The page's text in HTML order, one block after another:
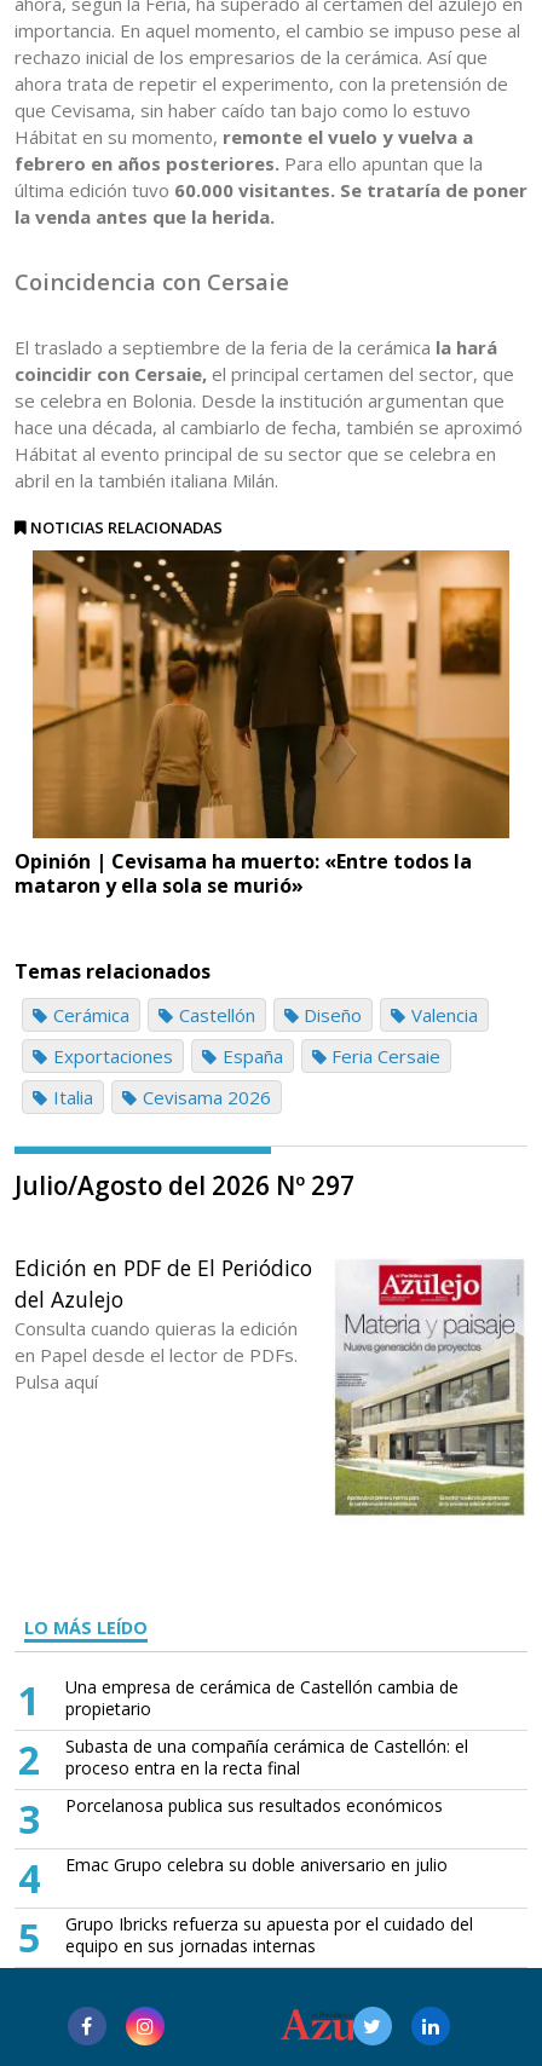
importancia. En aquel momento, el cambio se impuso pese al
rechazo inicial de los empresarios de la cerámica. Así que
ahora trata de repetir el experimento, con la pretensión de
que Cevisama, sin haber caído tan bajo como lo estuvo
Hábitat en su momento, remonte el vuelo y vuelva a
febrero en años posteriores. Para ello apuntan que la
última edición tuvo 60.000 visitantes. Se trataría de poner
la venda antes que la herida.
Coincidencia con Cersaie
El traslado a septiembre de la feria de la cerámica la hará
coincidir con Cersaie, el principal certamen del sector, que
se celebra en Bolonia. Desde la institución argumentan que
hace una década, al cambiarlo de fecha, también se aproximó
Hábitat al evento principal de su sector que se celebra en
abril en la también italiana Milán.
NOTICIAS RELACIONADAS
Opinión | Cevisama ha muerto: «Entre todos la
mataron y ella sola se murió»
Temas relacionados
Cerámica Castellón Diseño
Valencia
Exportaciones
España
Feria Cersaie
Italia
Cevisama 2026
Julio/Agosto del 2026 Nº 297
Edición en PDF de El Periódico
del Azulejo
Consulta cuando quieras la edición
en Papel desde el lector de PDFs.
Pulsa aquí
LO MÁS LEÍDO
1
Una empresa de cerámica de Castellón cambia de
propietario
2
Subasta de una compañía cerámica de Castellón: el
proceso entra en la recta final
3 Porcelanosa publica sus resultados económicos
4 Emac Grupo celebra su doble aniversario en julio
5
Grupo Ibricks refuerza su apuesta por el cuidado del
equipo en sus jornadas internas